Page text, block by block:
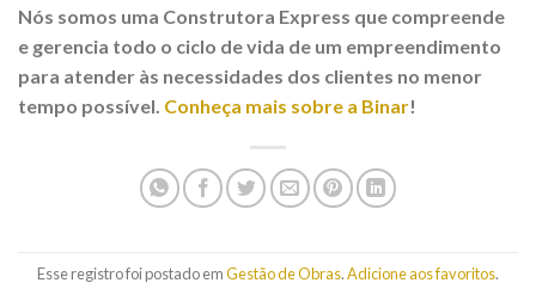
Nós somos uma Construtora Express que compreende
e gerencia todo o ciclo de vida de um empreendimento
para atender às necessidades dos clientes no menor
tempo possível. Conheça mais sobre a Binar!
Esse registro foi postado emGestão de Obras.Adicione aos favoritos.